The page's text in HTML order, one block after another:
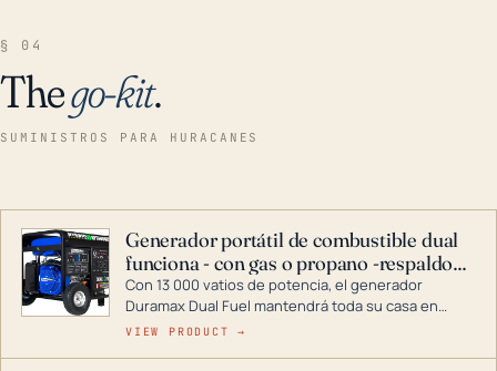
§ 04
Thego-kit.
SUMINISTROS PARA HURACANES
Generador portátil de combustible dual
funciona - con gas o propano -respaldo
para el hogar
Con 13 000 vatios de potencia, el generador
Duramax Dual Fuel mantendrá toda su casa en
funcionamiento durante una tormenta o un corte
VIEW PRODUCT →